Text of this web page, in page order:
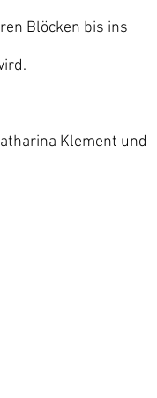
Blöcken bis ins
Klement und